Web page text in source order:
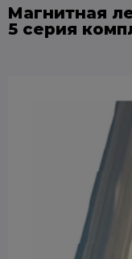
Магнитная
5 серия